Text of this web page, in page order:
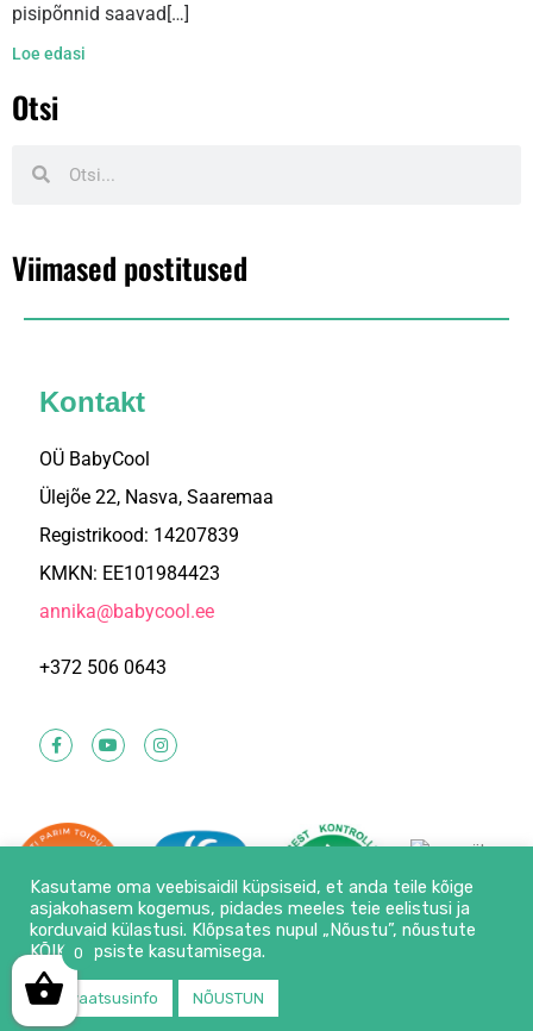
pisipõnnid saavad[…]
Loe edasi
Otsi
Viimased postitused
Kontakt
OÜ BabyCool
Ülejõe 22, Nasva, Saaremaa
Registrikood: 14207839
KMKN: EE101984423
annika@babycool.ee
+372 506 0643
© 2026 |Babycool.ee|Privaatsusinfo
Lehte haldab:
Kasutame oma veebisaidil küpsiseid, et anda teile kõige
asjakohasem kogemus, pidades meeles teie eelistusi ja
korduvaid külastusi. Klõpsates nupul „Nõustu”, nõustute
KÕIKI küpsiste kasutamisega.
Privaatsusinfo NÕUSTUN
0